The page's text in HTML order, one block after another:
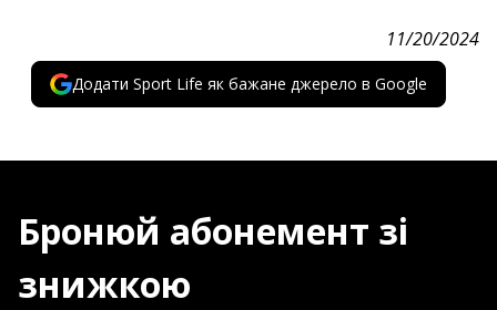
11/20/2024
Додати Sport Life як бажане джерело в Google
Бронюй абонемент зі
знижкою